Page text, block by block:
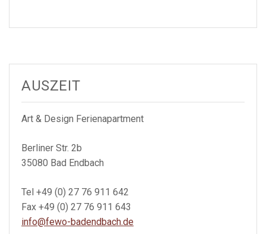
AUSZEIT
Art & Design Ferienapartment
Berliner Str. 2b
35080 Bad Endbach
Tel +49 (0) 27 76 911 642
Fax +49 (0) 27 76 911 643
info@fewo-badendbach.de